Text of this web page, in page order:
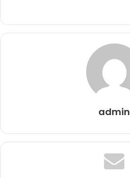
admin